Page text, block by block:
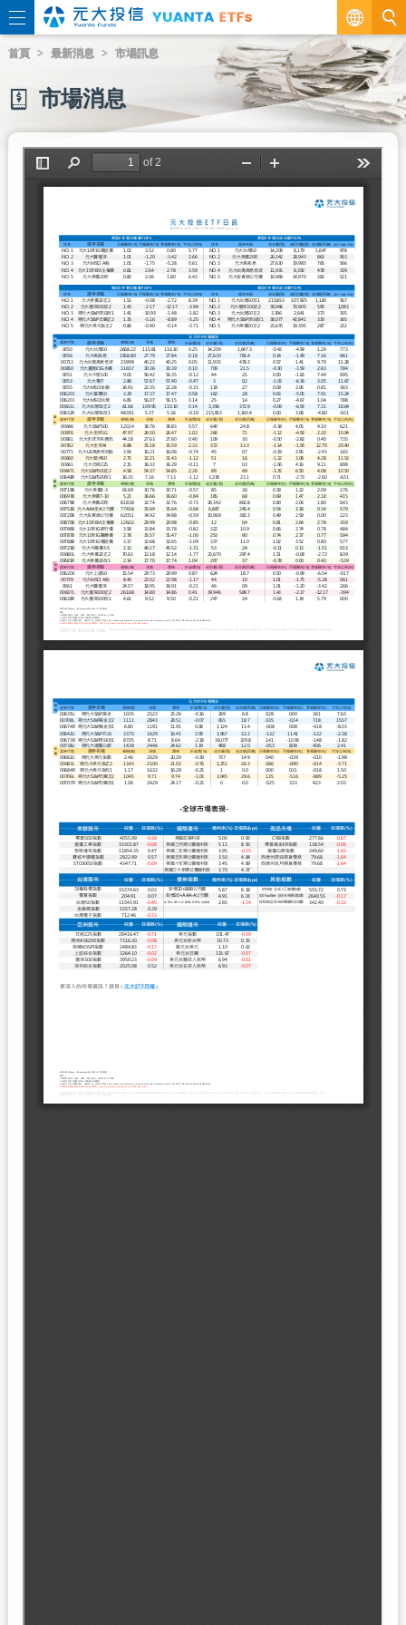
繁
EN
首頁 最新消息 市場訊息
市場消息